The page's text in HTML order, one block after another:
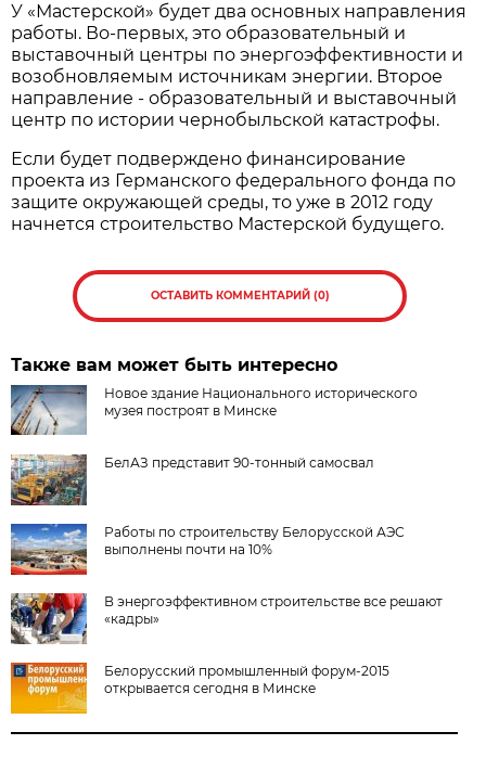
У «Мастерской» будет два основных направления
работы. Во-первых, это образовательный и
выставочный центры по энергоэффективности и
возобновляемым источникам энергии. Второе
направление - образовательный и выставочный
центр по истории чернобыльской катастрофы.
Если будет подверждено финансирование
проекта из Германского федерального фонда по
защите окружающей среды, то уже в 2012 году
начнется строительство Мастерской будущего.
ОСТАВИТЬ КОММЕНТАРИЙ (0)
Также вам может быть интересно
Новое здание Национального исторического
музея построят в Минске
БелАЗ представит 90-тонный самосвал
Работы по строительству Белорусской АЭС
выполнены почти на 10%
В энергоэффективном строительстве все решают
«кадры»
Белорусский промышленный форум-2015
открывается сегодня в Минске